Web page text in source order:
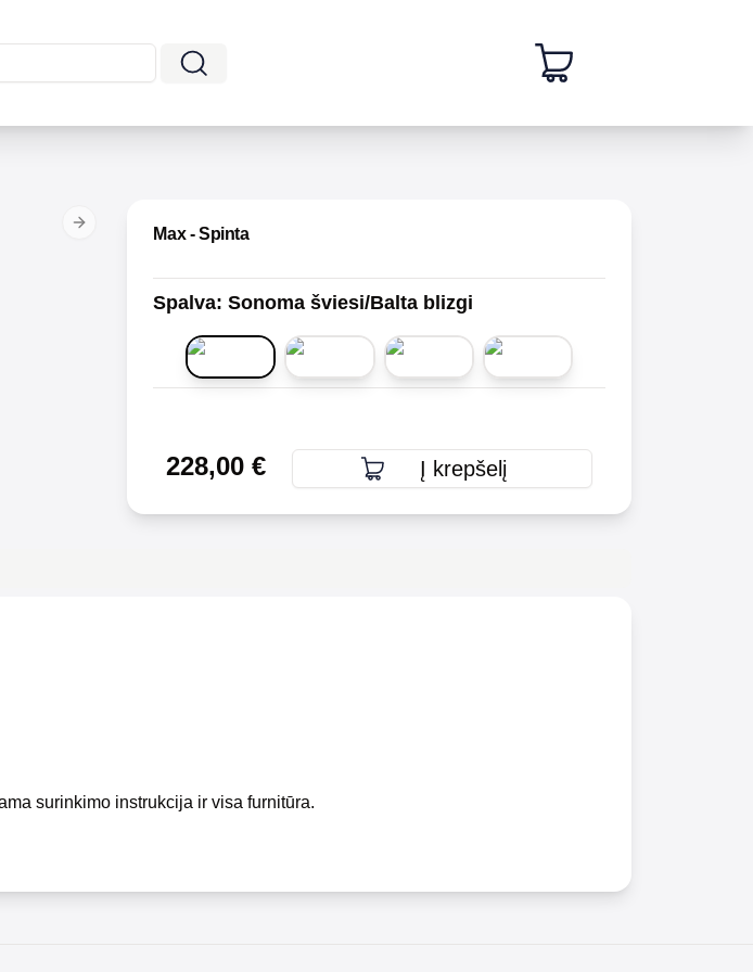
Next slide Max - Spinta
Spalva: Sonoma šviesi/Balta blizgi
228,00 € Į krepšelį
surinkimo instrukcija ir visa furnitūra.